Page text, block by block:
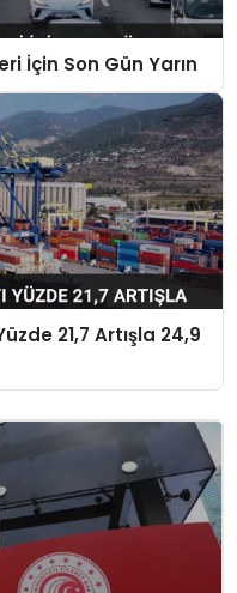
İçin Son Gün Yarın
21,7 Artışla 24,9